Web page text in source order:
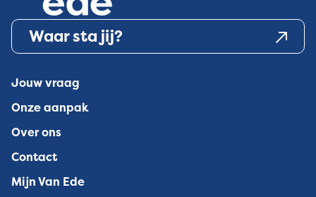
Waar sta jij?
Jouw vraag
Onze aanpak
Over ons
Contact
Mijn Van Ede